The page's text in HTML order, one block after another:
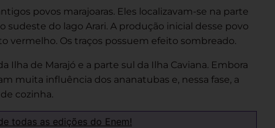
povos marajoaras. Eles localizavam-se na parte
sudeste do lago Arari. A produção inicial desse povo
vermelho. Os traços possuem efeito sombreado.
Ilha de Marajó e a parte sul da Ilha Caviana. Embora
muita influência dos ananatubas e, nessa fase, a
cozinha.
todas as edições do Enem!